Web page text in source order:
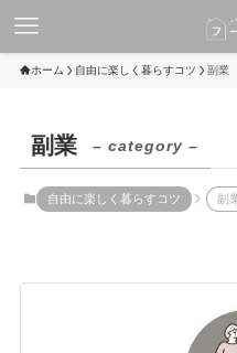
ホーム 自由に楽しく暮らすコツ 副業
副業 – category –
自由に楽しく暮らすコツ 副